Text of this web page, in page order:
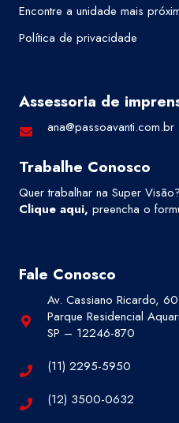
Encontre a unidade mais
Política de privacidade
Assessoria de
ana@passoavanti.com.br
Trabalhe Conosco
Quer trabalhar na Super Visão?
Clique aqui, preencha o
Fale Conosco
Av. Cassiano Ricardo,
Parque Residencial
SP – 12246-870
(11) 2295-5950
(12) 3500-0632